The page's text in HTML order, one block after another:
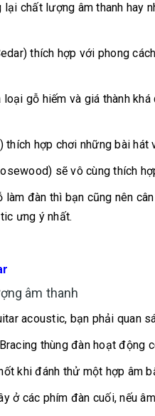
lại chất lượng âm thanh hay
thích hợp với phong
gỗ hiếm và giá thành khá
hợp chơi những bài hát
sẽ vô cùng thích
làm đàn thì bạn cũng nên
ưng ý nhất.
âm thanh
acoustic, bạn phải quan
thùng đàn hoạt động
khi đánh thử một hợp âm
ở các phím đàn cuối, nếu